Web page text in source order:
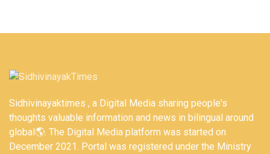
Sidhivinayaktimes , a Digital Media sharing people's
thoughts valuable information and news in bilingual around
global🌎. The Digital Media platform was started on
December 2021. Portal was registered under the Ministry